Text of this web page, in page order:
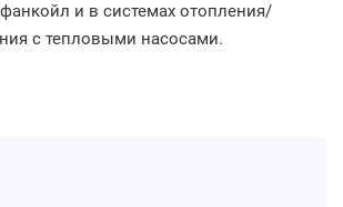
и в системах отопления/
с тепловыми насосами.